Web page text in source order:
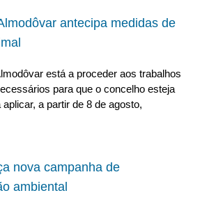
antecipa medidas de
está a proceder aos trabalhos
para que o concelho esteja
aplicar, a partir de 8 de agosto,
nova campanha de
ambiental